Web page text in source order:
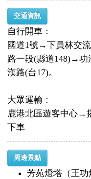
交通資訊
自行開車：
國道1號→下員林交
路一段(縣道148)→
漢路(台17)。
大眾運輸：
鹿港北區遊客中心→
下車
周邊景點
芳苑燈塔（王功